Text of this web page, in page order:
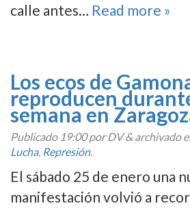
calle antes… Read more »
Los ecos de
reproducen
semana en
Publicado 19:00por DV&archivado
Lucha, Represión.
El sábado 25 de enero una
manifestación volvió a